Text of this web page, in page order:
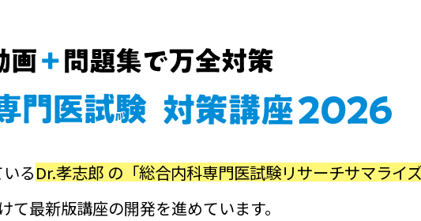
るDr.孝志郎 の「総合内科専門医試験リサーチサマライズ
最新版講座の開発を進めています。